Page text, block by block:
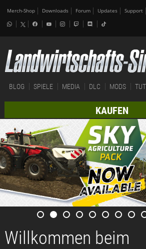
Merch-Shop Downloads Forum Updates Support
BLOG SPIELE MEDIA DLC MODS
KAUFEN
Willkommen beim